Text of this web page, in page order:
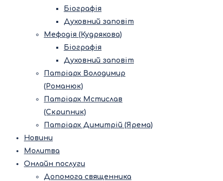
Біографія
Духовний заповіт
Мефодія (Кудрякова)
Біографія
Духовний заповіт
Патріарх Володимир
(Романюк)
Патріарх Мстислав
(Скрипник)
Патріарх Димитрій (Ярема)
Новини
Молитва
Онлайн послуги
Допомога священника